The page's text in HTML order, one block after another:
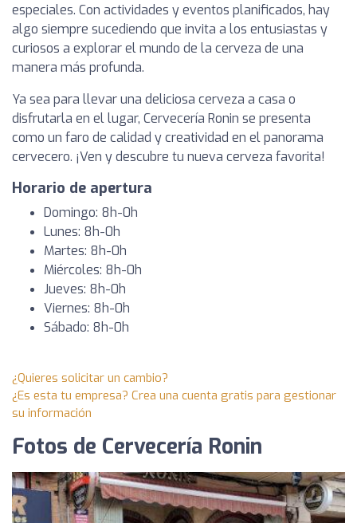
especiales. Con actividades y eventos planificados, hay
algo siempre sucediendo que invita a los entusiastas y
curiosos a explorar el mundo de la cerveza de una
manera más profunda.
Ya sea para llevar una deliciosa cerveza a casa o
disfrutarla en el lugar, Cervecería Ronin se presenta
como un faro de calidad y creatividad en el panorama
cervecero. ¡Ven y descubre tu nueva cerveza favorita!
Horario de apertura
Domingo: 8h-0h
Lunes: 8h-0h
Martes: 8h-0h
Miércoles: 8h-0h
Jueves: 8h-0h
Viernes: 8h-0h
Sábado: 8h-0h
¿Quieres solicitar un cambio?
¿Es esta tu empresa? Crea una cuenta gratis para gestionar
su información
Fotos de Cervecería Ronin